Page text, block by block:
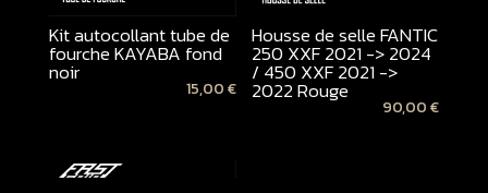
Kit autocollant tube de
fourche KAYABA fond
noir
15,00€
Housse de selle FANTIC
250 XXF 2021 -> 2024
/ 450 XXF 2021 ->
2022 Rouge
90,00€